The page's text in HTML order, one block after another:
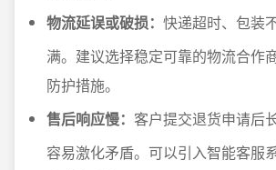
物流延误或破损： 快递超时、包装
满。建议选择稳定可靠的物流合作
防护措施。
售后响应慢： 客户提交退货申请后
容易激化矛盾。可以引入智能客服